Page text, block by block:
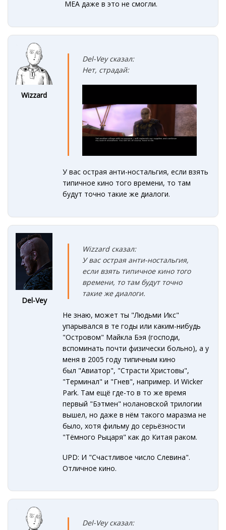
MEA даже в это не смогли.
Wizzard
Del-Vey сказал:
Нет, страдай:
У вас острая анти-ностальгия, если взять
типичное кино того времени, то там
будут точно такие же диалоги.
Del-Vey
Wizzard сказал:
У вас острая анти-ностальгия,
если взять типичное кино того
времени, то там будут точно
такие же диалоги.
Не знаю, может ты "Людьми Икс"
упарывался в те годы или каким-нибудь
"Островом" Майкла Бэя (господи,
вспоминать почти физически больно), а у
меня в 2005 году типичным кино
был "Авиатор", "Страсти Христовы",
"Терминал" и "Гнев", например. И Wicker
Park. Там ещё где-то в то же время
первый "Бэтмен" нолановской трилогии
вышел, но даже в нём такого маразма не
было, хотя фильму до серьёзности
"Тёмного Рыцаря" как до Китая раком.
UPD: И "Счастливое число Слевина".
Отличное кино.
Del-Vey сказал: